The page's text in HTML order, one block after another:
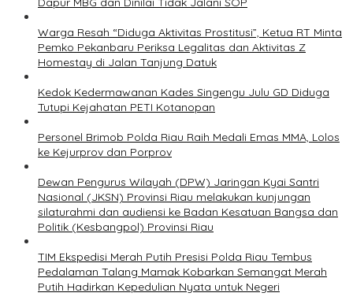
Warga Resah “Diduga Aktivitas Prostitusi”, Ketua RT Minta
Pemko Pekanbaru Periksa Legalitas dan Aktivitas Z
Homestay di Jalan Tanjung Datuk
Kedok Kedermawanan Kades Singengu Julu GD Diduga
Tutupi Kejahatan PETI Kotanopan
Personel Brimob Polda Riau Raih Medali Emas MMA, Lolos
ke Kejurprov dan Porprov
Dewan Pengurus Wilayah (DPW) Jaringan Kyai Santri
Nasional (JKSN) Provinsi Riau melakukan kunjungan
silaturahmi dan audiensi ke Badan Kesatuan Bangsa dan
Politik (Kesbangpol) Provinsi Riau
TIM Ekspedisi Merah Putih Presisi Polda Riau Tembus
Pedalaman Talang Mamak Kobarkan Semangat Merah
Putih Hadirkan Kepedulian Nyata untuk Negeri